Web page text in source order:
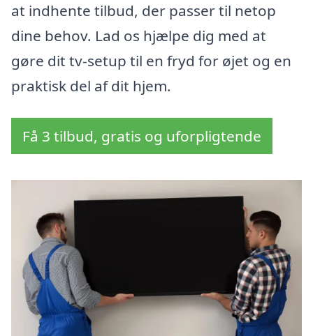
at indhente tilbud, der passer til netop
dine behov. Lad os hjælpe dig med at
gøre dit tv-setup til en fryd for øjet og en
praktisk del af dit hjem.
Få 3 tilbud, gratis og uforpligtende